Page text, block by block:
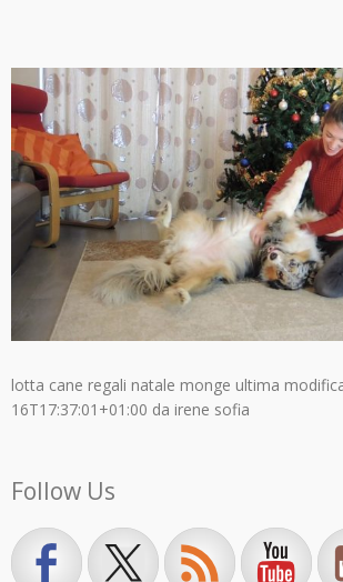
lotta cane regali natale monge ultima
16T17:37:01+01:00 da irene sofia
Follow Us